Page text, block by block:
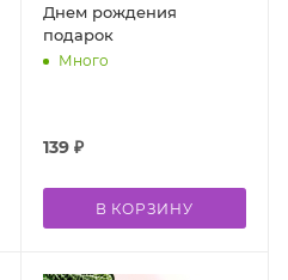
Днем рождения
подарок
Много
139₽
В КОРЗИНУ